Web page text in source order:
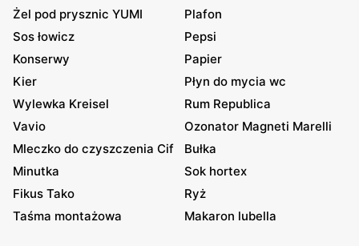
Żel pod prysznic YUMI
Plafon
Sos łowicz
Pepsi
Konserwy
Papier
Kier
Płyn do mycia wc
Wylewka Kreisel
Rum Republica
Vavio
Ozonator Magneti Marelli
Mleczko do czyszczenia Cif
Bułka
Minutka
Sok hortex
Fikus Tako
Ryż
Taśma montażowa
Makaron lubella